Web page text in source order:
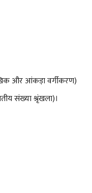
और आंकड़ा वर्गीकरण)
संख्या श्रृंखला)।